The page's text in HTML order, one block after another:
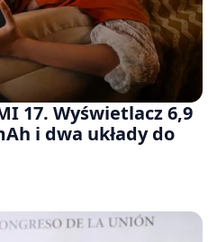
17. Wyświetlacz 6,9
i dwa układy do